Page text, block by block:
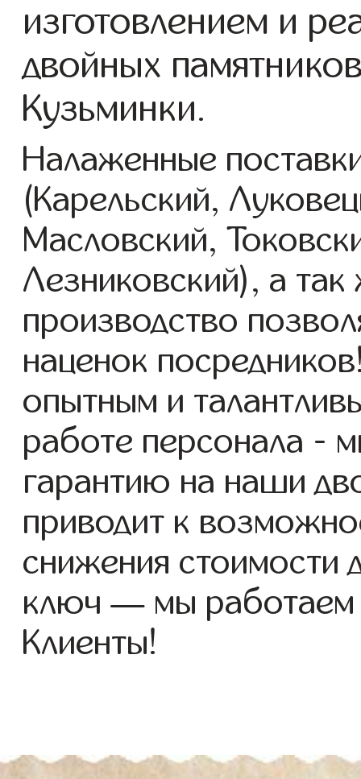
изготовлением и
двойных
Кузьминки.
Налаженные
(Карельский,
Масловский,
Лезниковский), а
производство
наценок
опытным и
работе персонала -
гарантию на наши
приводит к
снижения стоимости
ключ — мы
Клиенты!